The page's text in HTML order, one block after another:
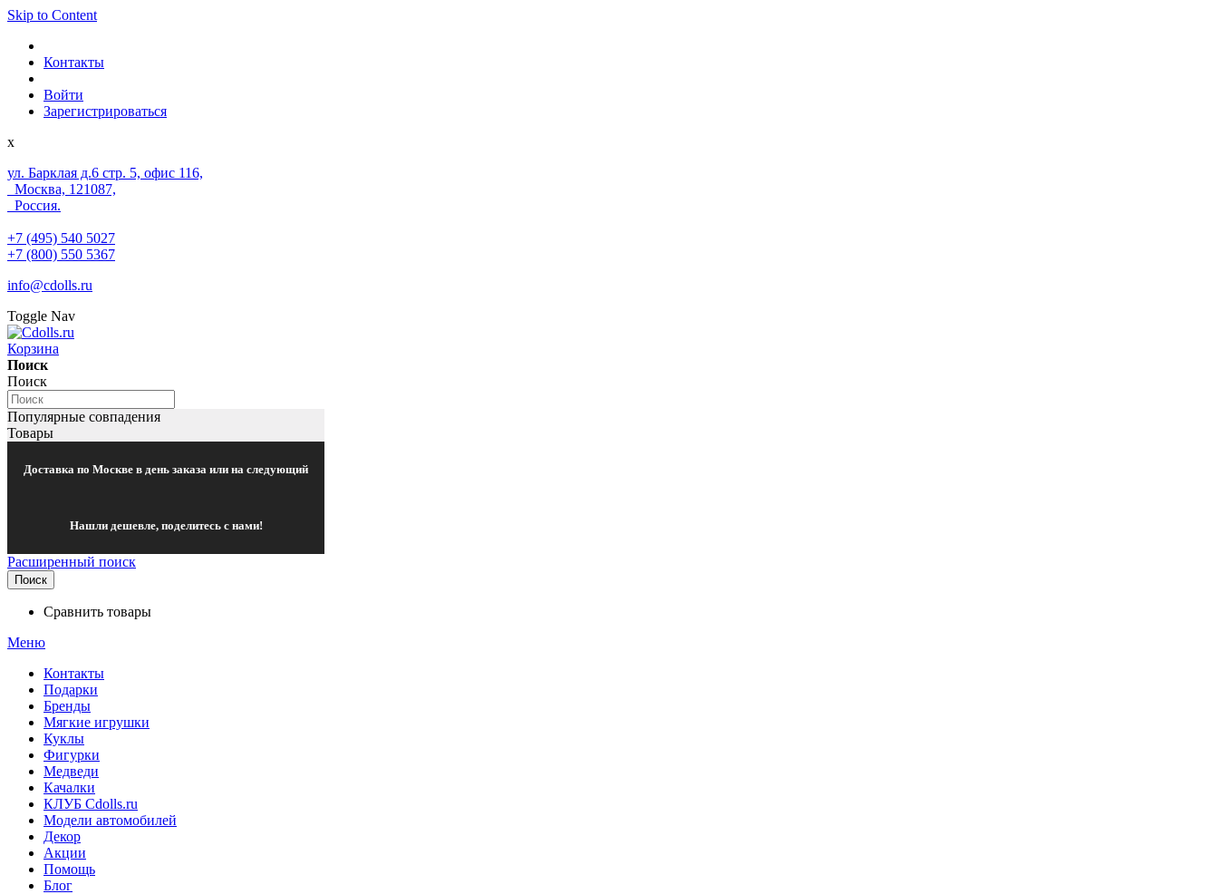
Skip to Content
Контакты
Войти
Зарегистрироваться
x
ул. Барклая д.6 стр. 5, офис 116,
Москва, 121087,
Россия.
+7 (495) 540 5027
+7 (800) 550 5367
info@cdolls.ru
Toggle Nav
Корзина
Поиск
Поиск
Популярные совпадения
Товары
Доставка по Москве в день заказа или на следующий
Нашли дешевле, поделитесь с нами!
Расширенный поиск
Поиск
Сравнить товары
Меню
Контакты
Подарки
Бренды
Мягкие игрушки
Куклы
Фигурки
Медведи
Качалки
КЛУБ Cdolls.ru
Модели автомобилей
Декор
Акции
Помощь
Блог